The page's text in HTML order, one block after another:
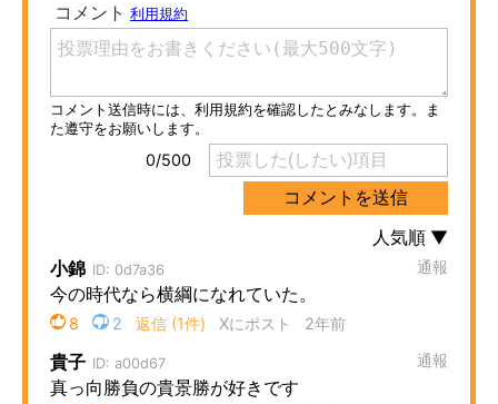
ITの今と未来を見通す
スマホと通信の最新トレンド
進化するPCとデバイスの未来
AI活用のいまが分かる
企業ITのトレンドを詳説
経営リーダーのコミュニティ